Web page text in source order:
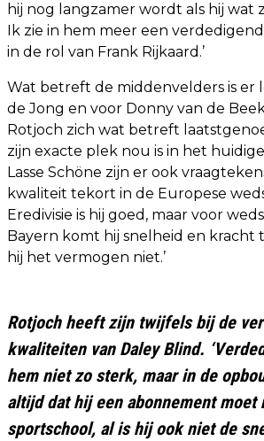
hij nog langzamer wordt als hij wat
Ik zie in hem meer een
in de rol van Frank Rijkaard.’
Wat betreft de middenvelders is er
de Jong en voor Donny van de
Rotjoch zich wat betreft
zijn exacte plek nou is in het
Lasse Schöne zijn er ook
kwaliteit tekort in de Europese
Eredivisie is hij goed, maar voor
Bayern komt hij snelheid en kracht
hij het vermogen niet.’
Rotjoch heeft zijn twijfels bij de
kwaliteiten van Daley Blind.
hem niet zo sterk, maar in de
altijd dat hij een abonnement moet
sportschool, al is hij ook niet de